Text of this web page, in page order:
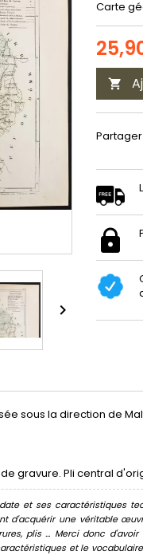

Carte

Partager
sous la direction de
gravure. Pli central
et ses caractéristiques
d'acquérir une véritable
plis ... Merci donc
et le